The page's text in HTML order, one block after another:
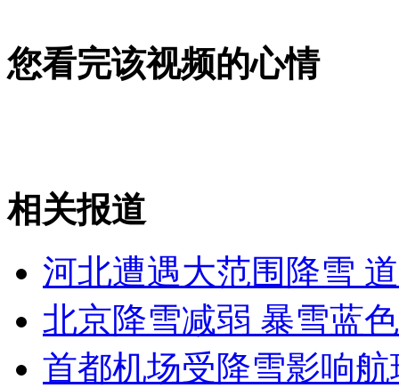
走！跟着总书记去植树
您看完该视频的心情
相关报道
河北遭遇大范围降雪
北京降雪减弱 暴雪蓝
首都机场受降雪影响